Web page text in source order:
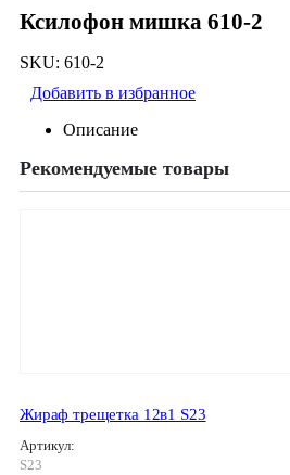
Ксилофон мишка 610-2
SKU: 610-2
Добавить в избранное
Описание
Рекомендуемые товары
Жираф трещетка 12в1 S23
Артикул:
S23